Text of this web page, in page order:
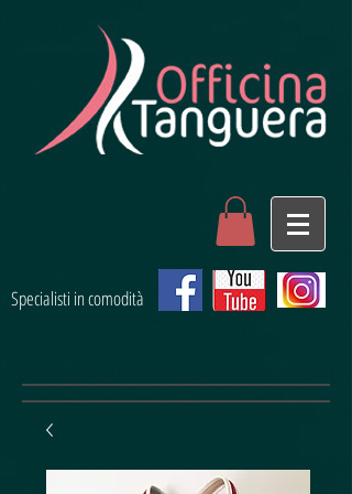
Specialisti in comodità